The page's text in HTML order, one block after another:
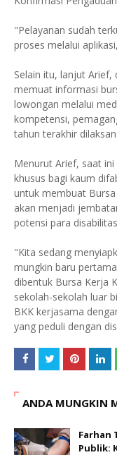
"Pelayanan sudah
proses melalui
Selain itu, lanjut
memuat informasi
lowongan melalui
kompetensi,
tahun terakhir
Menurut Arief, saat
khusus bagi kaum
untuk membuat
akan menjadi
potensi para
"Kita sedang
mungkin baru
dibentuk Bursa Kerja
sekolah-sekolah luar
BKK kerjasama
yang peduli dengan
ANDA MUNGKIN
Farhan
Publik: